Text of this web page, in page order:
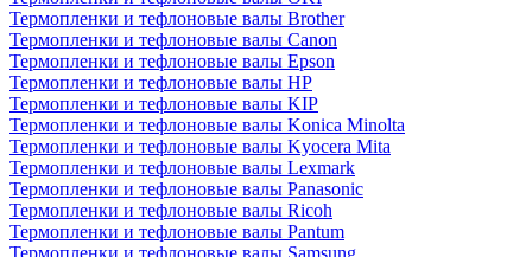
Термопленки и тефлоновые валы Brother
Термопленки и тефлоновые валы Canon
Термопленки и тефлоновые валы Epson
Термопленки и тефлоновые валы HP
Термопленки и тефлоновые валы KIP
Термопленки и тефлоновые валы Konica Minolta
Термопленки и тефлоновые валы Kyocera Mita
Термопленки и тефлоновые валы Lexmark
Термопленки и тефлоновые валы Panasonic
Термопленки и тефлоновые валы Ricoh
Термопленки и тефлоновые валы Pantum
Термопленки и тефлоновые валы Samsung